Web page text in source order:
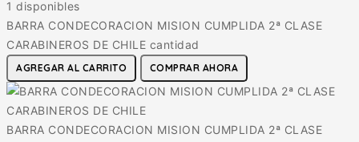
1 disponibles
BARRA CONDECORACION MISION CUMPLIDA 2ª CLASE
CARABINEROS DE CHILE cantidad
AGREGAR AL CARRITO COMPRAR AHORA
BARRA CONDECORACION MISION CUMPLIDA 2ª CLASE